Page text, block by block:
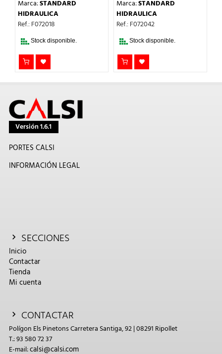
ORIGINAL
ERA:
1,67€.
ACTUAL
Marca:STANDARD
HIDRAULICA
Ref.: F072018
Stock disponible.
ORIGINAL
ERA:
15,97€.
ACTUAL
Marca:STANDARD
HIDRAULICA
Ref.: F072042
Stock disponible.
Versión 1.6.1
PORTES CALSI
INFORMACIÓN LEGAL
SECCIONES
Inicio
Contactar
Tienda
Mi cuenta
CONTACTAR
Polígon Els Pinetons Carretera Santiga, 92 | 08291 Ripollet
T.: 93 580 72 37
E-mail:calsi@calsi.com